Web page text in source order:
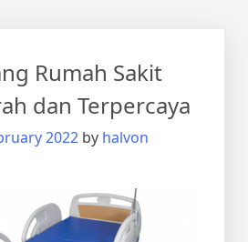
Rumah Sakit
dan Terpercaya
2022 by halvon